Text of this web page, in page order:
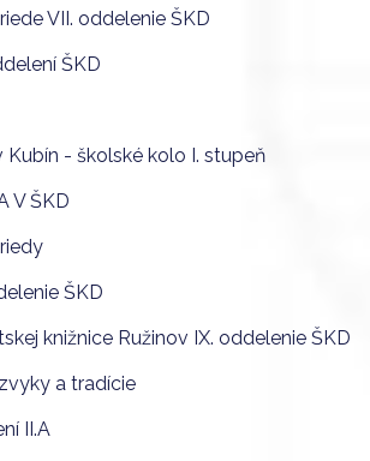
VII. oddelenie ŠKD
ŠKD
- školské kolo I. stupeň
V ŠKD
ŠKD
knižnice Ružinov IX. oddelenie ŠKD
a tradície
II.A